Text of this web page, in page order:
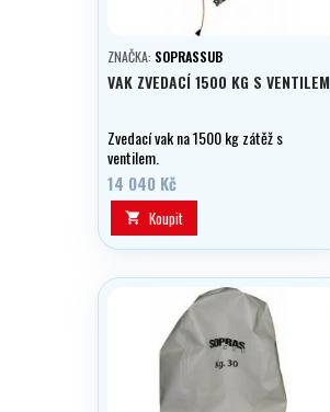
ZNAČKA: SOPRASSUB
VAK ZVEDACÍ 1500 KG S VENTILEM
Zvedací vak na 1500 kg zátěž s
ventilem.
14 040 Kč
 Koupit